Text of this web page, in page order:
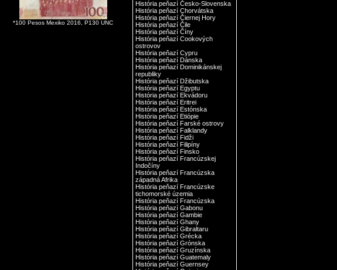
*100 Pesos Mexiko 2016, P130 UNC
História peňazí Česko-Slovenska
História peňazí Chorvátska
História peňazí Čiernej Hory
História peňazí Čile
História peňazí Číny
História peňazí Cookových
ostrovov
História peňazí Cypru
História peňazí Dánska
História peňazí Dominikánskej
republiky
História peňazí Džibutska
História peňazí Egyptu
História peňazí Ekvádoru
História peňazí Eritrei
História peňazí Estónska
História peňazí Etiópie
História peňazí Farské ostrovy
História peňazí Falklandy
História peňazí Fidži
História peňazí Filipíny
História peňazí Finsko
História peňazí Francúzskej
Indočíny
História peňazí Francúzska
západná Afrika
História peňazí Francúzske
tichomorské územia
História peňazí Francúzska
História peňazí Gabonu
História peňazí Gambie
História peňazí Ghany
História peňazí Gibraltaru
História peňazí Grécka
História peňazí Grónska
História peňazí Gruzínska
História peňazí Guatemaly
História peňazí Guernsey